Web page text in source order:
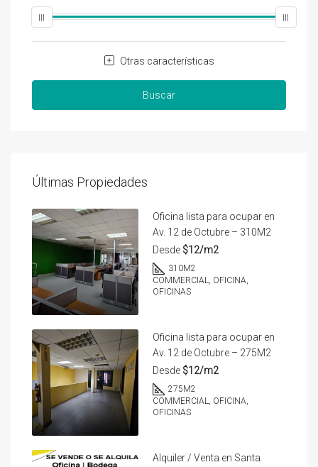
Otras características
Buscar
Últimas Propiedades
Oficina lista para ocupar en
Av. 12 de Octubre – 310M2
Desde $12/m2
310M2
COMMERCIAL, OFICINA,
OFICINAS
Oficina lista para ocupar en
Av. 12 de Octubre – 275M2
Desde $12/m2
275M2
COMMERCIAL, OFICINA,
OFICINAS
Alquiler / Venta en Santa